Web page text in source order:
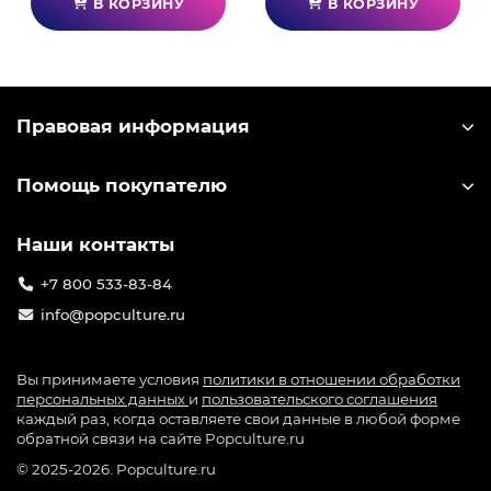
В КОРЗИНУ В КОРЗИНУ
Правовая информация
Помощь покупателю
Наши контакты
+7 800 533-83-84
info@popculture.ru
Вы принимаете условия политики в отношении обработки
персональных данных и пользовательского соглашения
каждый раз, когда оставляете свои данные в любой форме
обратной связи на сайте Popculture.ru
© 2025-2026. Popculture.ru